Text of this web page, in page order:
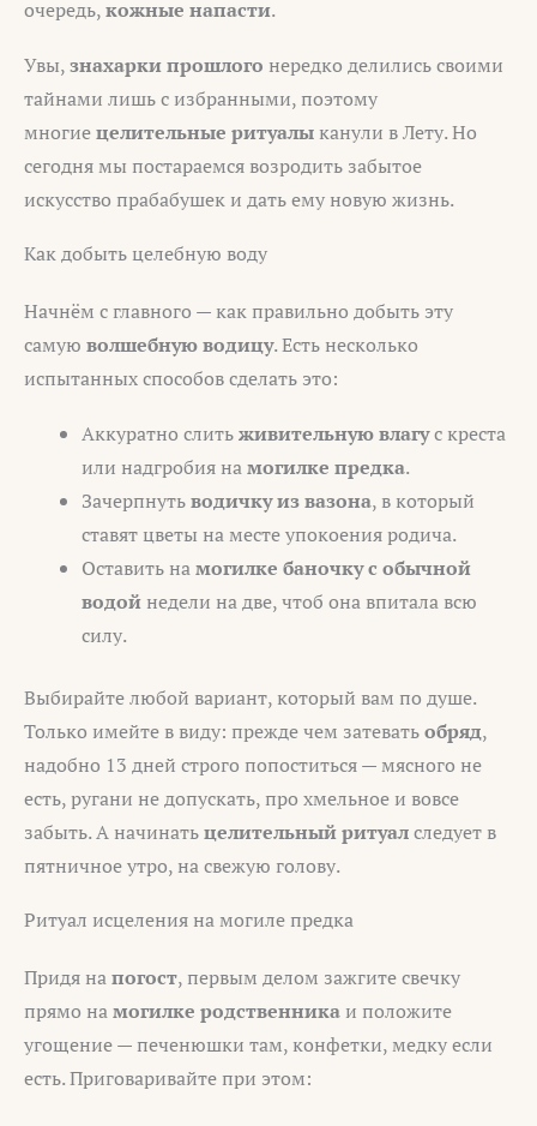
очередь,кожные напасти.
Увы,знахарки прошлого нередко делились своими
тайнами лишь с избранными, поэтому
многиецелительные ритуалы канули в Лету. Но
сегодня мы постараемся возродить забытое
искусство прабабушек и дать ему новую жизнь.
Как добыть целебную воду
Начнём с главного — как правильно добыть эту
самую волшебную водицу. Есть несколько
испытанных способов сделать это:
Аккуратно слитьживительную влагус креста
или надгробия намогилке предка.
Зачерпнутьводичку из вазона, в который
ставят цветы на месте упокоения родича.
Оставить намогилке баночку с обычной
водой недели на две, чтоб она впитала всю
силу.
Выбирайте любой вариант, который вам по душе.
Только имейте в виду: прежде чем затеватьобряд,
надобно 13 дней строго попоститься — мясного не
есть, ругани не допускать, про хмельное и вовсе
забыть. А начинатьцелительный ритуалследует в
пятничное утро, на свежую голову.
Ритуал исцеления на могиле предка
Придя напогост, первым делом зажгите свечку
прямо намогилке родственника и положите
угощение — печенюшки там, конфетки, медку если
есть. Приговаривайте при этом: